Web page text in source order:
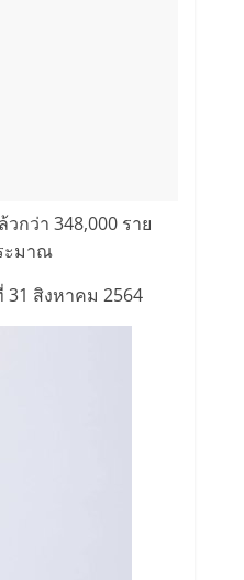
กว่า 348,000 ราย
ะมาณ
31 สิงหาคม 2564